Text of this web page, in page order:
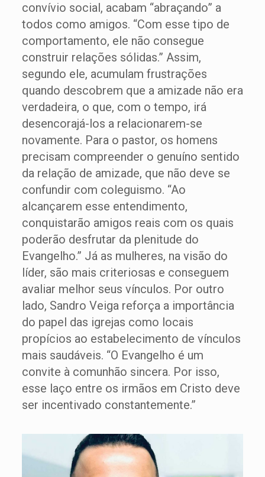
convívio social, acabam “abraçando” a
todos como amigos. “Com esse tipo de
comportamento, ele não consegue
construir relações sólidas.” Assim,
segundo ele, acumulam frustrações
quando descobrem que a amizade não era
verdadeira, o que, com o tempo, irá
desencorajá-los a relacionarem-se
novamente. Para o pastor, os homens
precisam compreender o genuíno sentido
da relação de amizade, que não deve se
confundir com coleguismo. “Ao
alcançarem esse entendimento,
conquistarão amigos reais com os quais
poderão desfrutar da plenitude do
Evangelho.” Já as mulheres, na visão do
líder, são mais criteriosas e conseguem
avaliar melhor seus vínculos. Por outro
lado, Sandro Veiga reforça a importância
do papel das igrejas como locais
propícios ao estabelecimento de vínculos
mais saudáveis. “O Evangelho é um
convite à comunhão sincera. Por isso,
esse laço entre os irmãos em Cristo deve
ser incentivado constantemente.”